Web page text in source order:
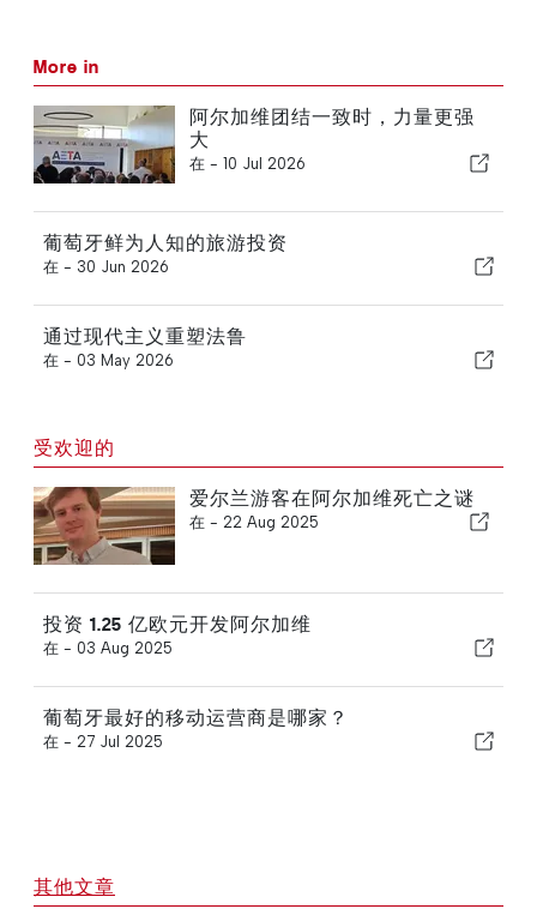
More in
阿尔加维团结一致时，力量更强
大
在 - 10 Jul 2026
葡萄牙鲜为人知的旅游投资
在 - 30 Jun 2026
通过现代主义重塑法鲁
在 - 03 May 2026
受欢迎的
爱尔兰游客在阿尔加维死亡之谜
在 - 22 Aug 2025
投资 1.25 亿欧元开发阿尔加维
在 - 03 Aug 2025
葡萄牙最好的移动运营商是哪家？
在 - 27 Jul 2025
其他文章